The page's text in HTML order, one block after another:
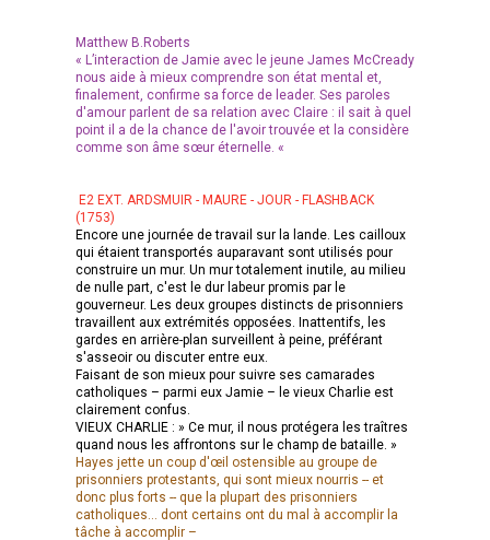
Matthew B.Roberts
« L’interaction de Jamie avec le jeune James McCready
nous aide à mieux comprendre son état mental et,
finalement, confirme sa force de leader. Ses paroles
d'amour parlent de sa relation avec Claire : il sait à quel
point il a de la chance de l'avoir trouvée et la considère
comme son âme sœur éternelle. «
E2 EXT. ARDSMUIR - MAURE - JOUR - FLASHBACK
(1753)
Encore une journée de travail sur la lande. Les cailloux
qui étaient transportés auparavant sont utilisés pour
construire un mur. Un mur totalement inutile, au milieu
de nulle part, c'est le dur labeur promis par le
gouverneur. Les deux groupes distincts de prisonniers
travaillent aux extrémités opposées. Inattentifs, les
gardes en arrière-plan surveillent à peine, préférant
s'asseoir ou discuter entre eux.
Faisant de son mieux pour suivre ses camarades
catholiques – parmi eux Jamie – le vieux Charlie est
clairement confus.
VIEUX CHARLIE : » Ce mur, il nous protégera les traîtres
quand nous les affrontons sur le champ de bataille. »
Hayes jette un coup d'œil ostensible au groupe de
prisonniers protestants, qui sont mieux nourris -- et
donc plus forts -- que la plupart des prisonniers
catholiques... dont certains ont du mal à accomplir la
tâche à accomplir –